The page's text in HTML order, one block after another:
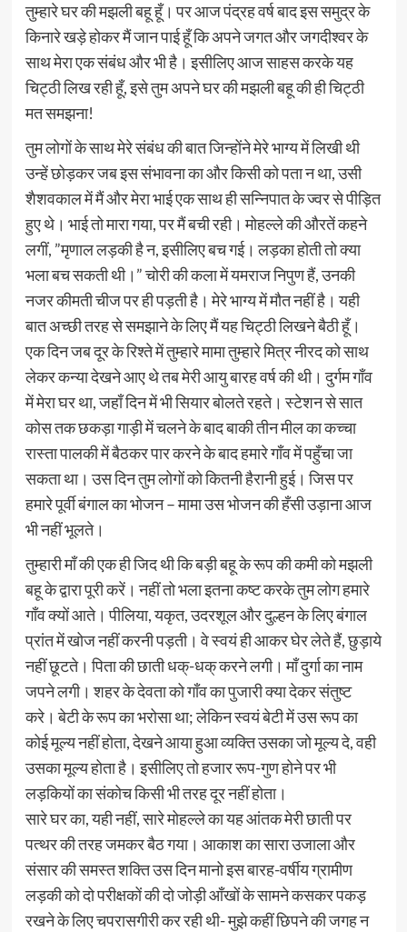
तुम्हारे घर की मझली बहू हूँ। पर आज पंद्रह वर्ष बाद इस समुद्र के
किनारे खड़े होकर मैं जान पाई हूँ कि अपने जगत और जगदीश्वर के
साथ मेरा एक संबंध और भी है। इसीलिए आज साहस करके यह
चिट्ठी लिख रही हूँ, इसे तुम अपने घर की मझली बहू की ही चिट्ठी
मत समझना!
तुम लोगों के साथ मेरे संबंध की बात जिन्होंने मेरे भाग्य में लिखी थी
उन्हें छोड़कर जब इस संभावना का और किसी को पता न था, उसी
शैशवकाल में मैं और मेरा भाई एक साथ ही सन्निपात के ज्वर से पीड़ित
हुए थे। भाई तो मारा गया, पर मैं बची रही। मोहल्ले की औरतें कहने
लगीं, ”मृणाल लड़की है न, इसीलिए बच गई। लड़का होती तो क्या
भला बच सकती थी।” चोरी की कला में यमराज निपुण हैं, उनकी
नजर कीमती चीज पर ही पड़ती है। मेरे भाग्य में मौत नहीं है। यही
बात अच्छी तरह से समझाने के लिए मैं यह चिट्ठी लिखने बैठी हूँ।
एक दिन जब दूर के रिश्ते में तुम्हारे मामा तुम्हारे मित्र नीरद को साथ
लेकर कन्या देखने आए थे तब मेरी आयु बारह वर्ष की थी। दुर्गम गाँव
में मेरा घर था, जहाँ दिन में भी सियार बोलते रहते। स्टेशन से सात
कोस तक छकड़ा गाड़ी में चलने के बाद बाकी तीन मील का कच्चा
रास्ता पालकी में बैठकर पार करने के बाद हमारे गाँव में पहुँचा जा
सकता था। उस दिन तुम लोगों को कितनी हैरानी हुई। जिस पर
हमारे पूर्वी बंगाल का भोजन – मामा उस भोजन की हँसी उड़ाना आज
भी नहीं भूलते।
तुम्हारी माँ की एक ही जिद थी कि बड़ी बहू के रूप की कमी को मझली
बहू के द्वारा पूरी करें। नहीं तो भला इतना कष्ट करके तुम लोग हमारे
गाँव क्यों आते। पीलिया, यकृत, उदरशूल और दुल्हन के लिए बंगाल
प्रांत में खोज नहीं करनी पड़ती। वे स्वयं ही आकर घेर लेते हैं, छुड़ाये
नहीं छूटते। पिता की छाती धक्-धक् करने लगी। माँ दुर्गा का नाम
जपने लगी। शहर के देवता को गाँव का पुजारी क्या देकर संतुष्ट
करे। बेटी के रूप का भरोसा था; लेकिन स्वयं बेटी में उस रूप का
कोई मूल्य नहीं होता, देखने आया हुआ व्यक्ति उसका जो मूल्य दे, वही
उसका मूल्य होता है। इसीलिए तो हजार रूप-गुण होने पर भी
लड़कियों का संकोच किसी भी तरह दूर नहीं होता।
सारे घर का, यही नहीं, सारे मोहल्ले का यह आंतक मेरी छाती पर
पत्थर की तरह जमकर बैठ गया। आकाश का सारा उजाला और
संसार की समस्त शक्ति उस दिन मानो इस बारह-वर्षीय ग्रामीण
लड़की को दो परीक्षकों की दो जोड़ी आँखों के सामने कसकर पकड़
रखने के लिए चपरासगीरी कर रही थी- मुझे कहीं छिपने की जगह न